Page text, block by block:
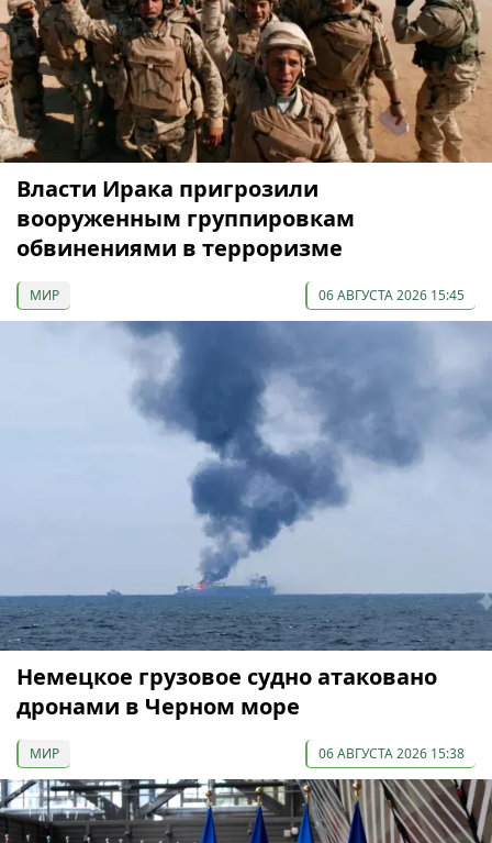
Власти Ирака пригрозили
вооруженным группировкам
обвинениями в терроризме
МИР 06 АВГУСТА 2026 15:45
Немецкое грузовое судно атаковано
дронами в Черном море
МИР 06 АВГУСТА 2026 15:38